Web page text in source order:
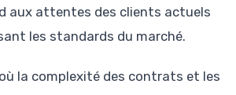
aux attentes des clients actuels
les standards du marché.
la complexité des contrats et les